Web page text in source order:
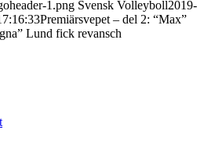
1.png Svensk Volleyboll2019-
Premiärsvepet – del 2: “Max”
Lund fick revansch